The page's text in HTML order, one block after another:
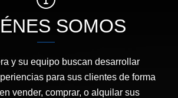
SOMOS
y su equipo buscan desarrollar
para sus clientes de forma
vender, comprar, o alquilar sus